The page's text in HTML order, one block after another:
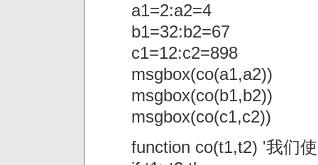
a1=2:a2=4
b1=32:b2=67
c1=12:c2=898
msgbox(co(a1,a2))
msgbox(co(b1,b2))
msgbox(co(c1,c2))
function co(t1,t2) '我们